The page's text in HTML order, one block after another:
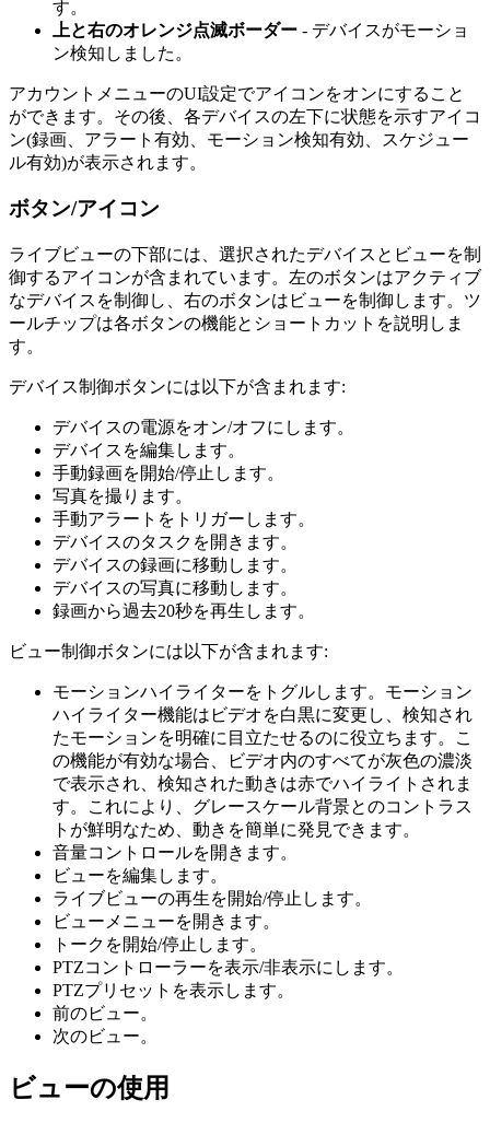
す。
上と右のオレンジ点滅ボーダー - デバイスがモーショ
ン検知しました。
アカウントメニューのUI設定でアイコンをオンにすること
ができます。その後、各デバイスの左下に状態を示すアイコ
ン(録画、アラート有効、モーション検知有効、スケジュー
ル有効)が表示されます。
ボタン/アイコン
ライブビューの下部には、選択されたデバイスとビューを制
御するアイコンが含まれています。左のボタンはアクティブ
なデバイスを制御し、右のボタンはビューを制御します。ツ
ールチップは各ボタンの機能とショートカットを説明しま
す。
デバイス制御ボタンには以下が含まれます:
デバイスの電源をオン/オフにします。
デバイスを編集します。
手動録画を開始/停止します。
写真を撮ります。
手動アラートをトリガーします。
デバイスのタスクを開きます。
デバイスの録画に移動します。
デバイスの写真に移動します。
録画から過去20秒を再生します。
ビュー制御ボタンには以下が含まれます:
モーションハイライターをトグルします。モーション
ハイライター機能はビデオを白黒に変更し、検知され
たモーションを明確に目立たせるのに役立ちます。こ
の機能が有効な場合、ビデオ内のすべてが灰色の濃淡
で表示され、検知された動きは赤でハイライトされま
す。これにより、グレースケール背景とのコントラス
トが鮮明なため、動きを簡単に発見できます。
音量コントロールを開きます。
ビューを編集します。
ライブビューの再生を開始/停止します。
ビューメニューを開きます。
トークを開始/停止します。
PTZコントローラーを表示/非表示にします。
PTZプリセットを表示します。
前のビュー。
次のビュー。
ビューの使用